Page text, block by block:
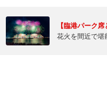
【臨港パーク
花火を間近で堪